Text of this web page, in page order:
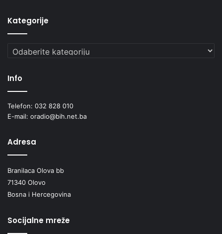
Kategorije
Kategorije
Info
Telefon: 032 828 010
E-mail: oradio@bih.net.ba
Adresa
Branilaca Olova bb
71340 Olovo
Bosna i Hercegovina
Socijalne mreže